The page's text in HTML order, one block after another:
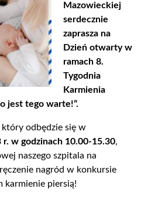
Mazowieckiej
serdecznie
zaprasza na
Dzień otwarty w
ramach 8.
Tygodnia
Karmienia
jest tego warte!”.
odbędzie się w
r. w godzinach 10.00-15.30,
naszego szpitala na
nagród w konkursie
karmienie piersią!